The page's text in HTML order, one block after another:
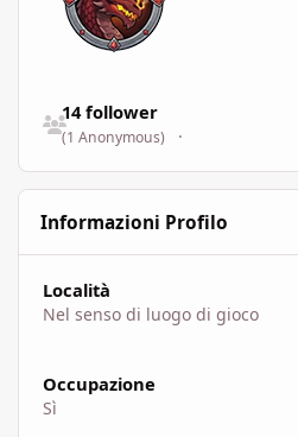
14 follower
(1 Anonymous)
Informazioni Profilo
Località
Nel senso di luogo di gioco
Occupazione
Sì